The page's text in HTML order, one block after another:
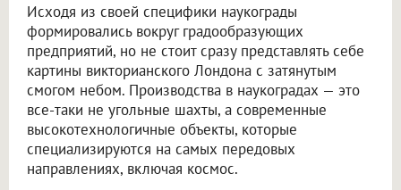
Исходя из своей специфики наукограды
формировались вокруг градообразующих
предприятий, но не стоит сразу представлять себе
картины викторианского Лондона с затянутым
смогом небом. Производства в наукоградах — это
все-таки не угольные шахты, а современные
высокотехнологичные объекты, которые
специализируются на самых передовых
направлениях, включая космос.